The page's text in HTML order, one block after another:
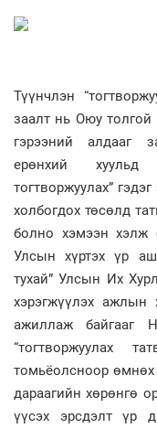
Түүнчлэн
заалт нь Оюу толгой
гэрээний алдааг
ерөнхий хуульд
тогтворжуулах”
холбогдох төсөлд
болно хэмээн хэлж
Улсын хүртэх үр
тухай” Улсын Их
хэрэгжүүлэх ажлын
ажиллаж байгааг
“тогтворжуулах
томьёолсноор өмнөх
дараагийн хөрөнгө
үүсэх эрсдэлт үр